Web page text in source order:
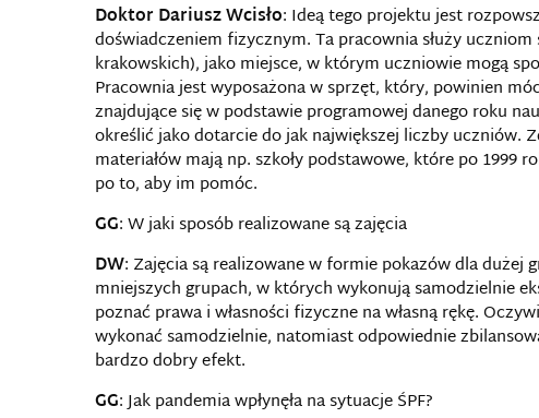
Doktor Dariusz Wcisło: Ideą tego projektu jest
doświadczeniem fizycznym. Ta pracownia służy
krakowskich), jako miejsce, w którym uczniowie mogą
Pracownia jest wyposażona w sprzęt, który, powinien
znajdujące się w podstawie programowej danego roku
określić jako dotarcie do jak największej liczby uczniów.
materiałów mają np. szkoły podstawowe, które po 1999
po to, aby im pomóc.
GG: W jaki sposób realizowane są zajęcia
DW: Zajęcia są realizowane w formie pokazów dla
mniejszych grupach, w których wykonują samodzielnie
poznać prawa i własności fizyczne na własną rękę.
wykonać samodzielnie, natomiast odpowiednie
bardzo dobry efekt.
GG: Jak pandemia wpłynęła na sytuacje ŚPF?